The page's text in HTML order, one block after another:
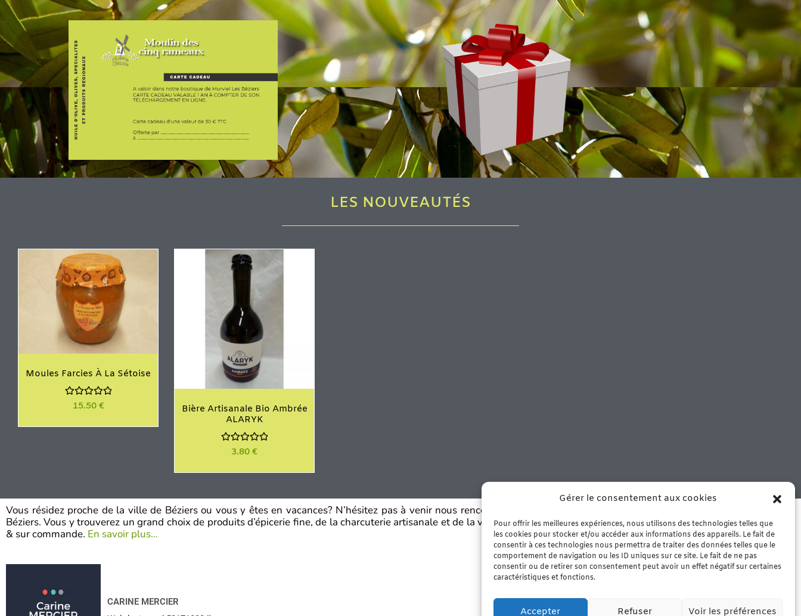
Gérer le consentement aux cookies
Pour offrir les meilleures expériences, nous utilisons des technologies telles que
les cookies pour stocker et/ou accéder aux informations des appareils. Le fait de
consentir à ces technologies nous permettra de traiter des données telles que le
comportement de navigation ou les ID uniques sur ce site. Le fait de ne pas
consentir ou de retirer son consentement peut avoir un effet négatif sur certaines
caractéristiques et fonctions.
Accepter Refuser Voir les préférences
LES NOUVEAUTÉS
Moules Farcies À La Sétoise
e
15.50 €
Bière Artisanale Bio Ambrée
ALARYK
e
u
r
5
3.80€
Vous résidez proche de la ville de Béziers ou vous y êtes en vacances? N’hésitez pas à venir nous rencontrer dans notre boutique de Murviel les
Béziers. Vous y trouverez un grand choix de produits d’épicerie fine, de la charcuterie artisanale et de la viande fraîche – Arrivage le mercredi matin
& sur commande. En savoir plus…
CARINE MERCIER